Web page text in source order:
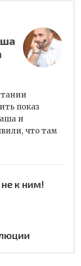
показ
и
что там
к ним!